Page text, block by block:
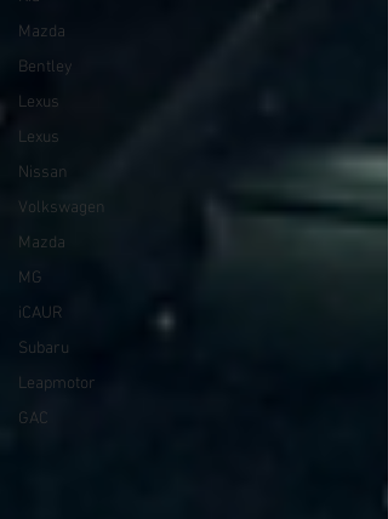
Mazda
Bentley
Lexus
Lexus
Nissan
Volkswagen
Mazda
MG
iCAUR
Subaru
Leapmotor
GAC